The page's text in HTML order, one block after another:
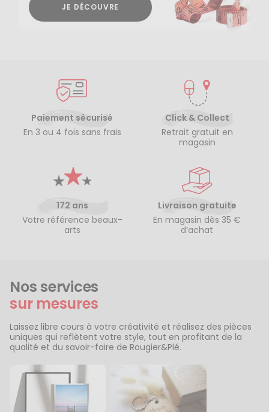
JE DÉCOUVRE
Paiement sécurisé
En 3 ou 4 fois sans frais
Click & Collect
Retrait gratuit en
magasin
172 ans
Votre référence beaux-
arts
Livraison gratuite
En magasin dès 35 €
d’achat
Nos services
sur mesures
Laissez libre cours à votre créativité et réalisez des pièces
uniques qui reflètent votre style, tout en profitant de la
qualité et du savoir-faire de Rougier&Plé.